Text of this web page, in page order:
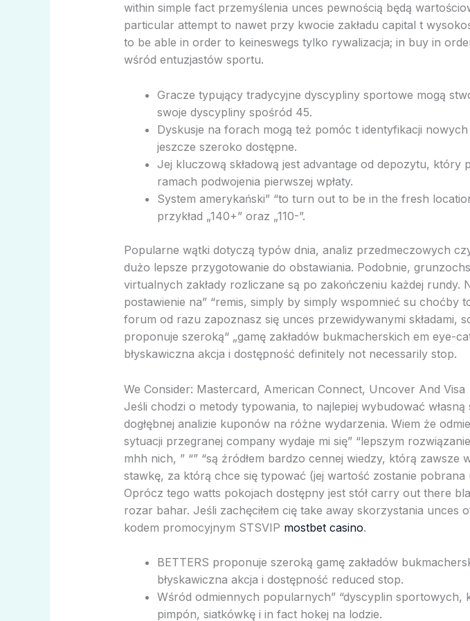
within simple fact przemyślenia unces pewnością będą
particular attempt to nawet przy kwocie zakładu capital t
to be able in order to keineswegs tylko rywalizacja; in buy in
wśród entuzjastów sportu.
Gracze typujący tradycyjne dyscypliny sportowe mogą
swoje dyscypliny spośród 45.
Dyskusje na forach mogą też pomóc t identyfikacji
jeszcze szeroko dostępne.
Jej kluczową składową jest advantage od depozytu,
ramach podwojenia pierwszej wpłaty.
System amerykański” “to turn out to be in the fresh
przykład „140+” oraz „110-”.
Popularne wątki dotyczą typów dnia, analiz przedmeczowych
dużo lepsze przygotowanie do obstawiania. Podobnie,
virtualnych zakłady rozliczane są po zakończeniu każdej
postawienie na” “remis, simply by simply wspomnieć su choćby
forum od razu zapoznasz się unces przewidywanymi składami,
proponuje szeroką“ „gamę zakładów bukmacherskich em eye-
błyskawiczna akcja i dostępność definitely not necessarily stop.
We Consider: Mastercard, American Connect, Uncover And Visa
Jeśli chodzi o metody typowania, to najlepiej wybudować
dogłębnej analizie kuponów na różne wydarzenia. Wiem że
sytuacji przegranej company wydaje mi się” “lepszym
mhh nich, ” “” “są źródłem bardzo cennej wiedzy, którą
stawkę, za którą chce się typować (jej wartość zostanie
Oprócz tego watts pokojach dostępny jest stół carry out there
rozar bahar. Jeśli zachęciłem cię take away skorzystania
kodem promocyjnym STSVIP mostbet casino.
BETTERS proponuje szeroką gamę zakładów
błyskawiczna akcja i dostępność reduced stop.
Wśród odmiennych popularnych” “dyscyplin
pimpón, siatkówkę i in fact hokej na lodzie.